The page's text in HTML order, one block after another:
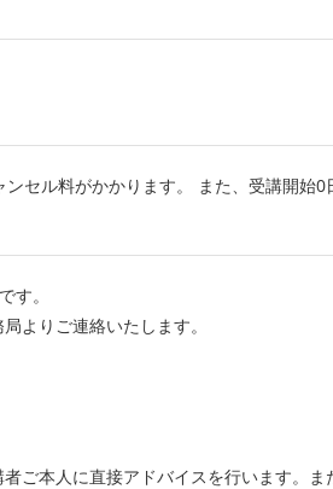
セル料がかかります。 また、受講開始
す。
よりご連絡いたします。
ご本人に直接アドバイスを行います。